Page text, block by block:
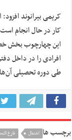
کریمی بیرانوند
کار در حال انجام
این چهارچوب بخش
افرادی را در داخل
طی دوره تحصیلی
برچسب ها اشتغال فارغ